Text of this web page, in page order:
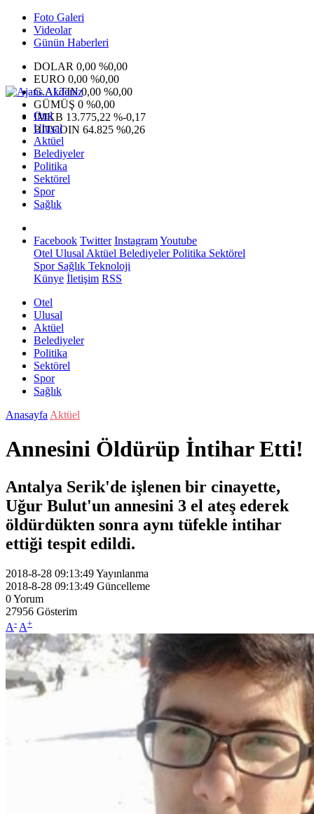
Foto Galeri
Videolar
Günün Haberleri
DOLAR 0,00 %0,00
EURO 0,00 %0,00
G.ALTIN0,00 %0,00
GÜMÜŞ 0 %0,00
IMKB 13.775,22 %-0,17
BITCOIN 64.825 %0,26
Otel
Ulusal
Aktüel
Belediyeler
Politika
Sektörel
Spor
Sağlık
Facebook Twitter InstagramYoutube
Otel Ulusal Aktüel BelediyelerPolitika Sektörel
SporSağlık Teknoloji
Künye İletişim RSS
Otel
Ulusal
Aktüel
Belediyeler
Politika
Sektörel
Spor
Sağlık
Anasayfa Aktüel
Annesini Öldürüp İntihar Etti!
Antalya Serik'de işlenen bir cinayette,
Uğur Bulut'un annesini 3 el ateş ederek
öldürdükten sonra aynı tüfekle intihar
ettiği tespit edildi.
2018-8-28 09:13:49Yayınlanma
2018-8-28 09:13:49 Güncelleme
0Yorum
27956 Gösterim
A- A+